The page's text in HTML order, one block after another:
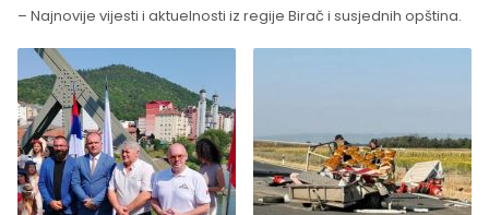
– Najnovije vijesti i aktuelnosti iz regije Birač i susjednih opština.